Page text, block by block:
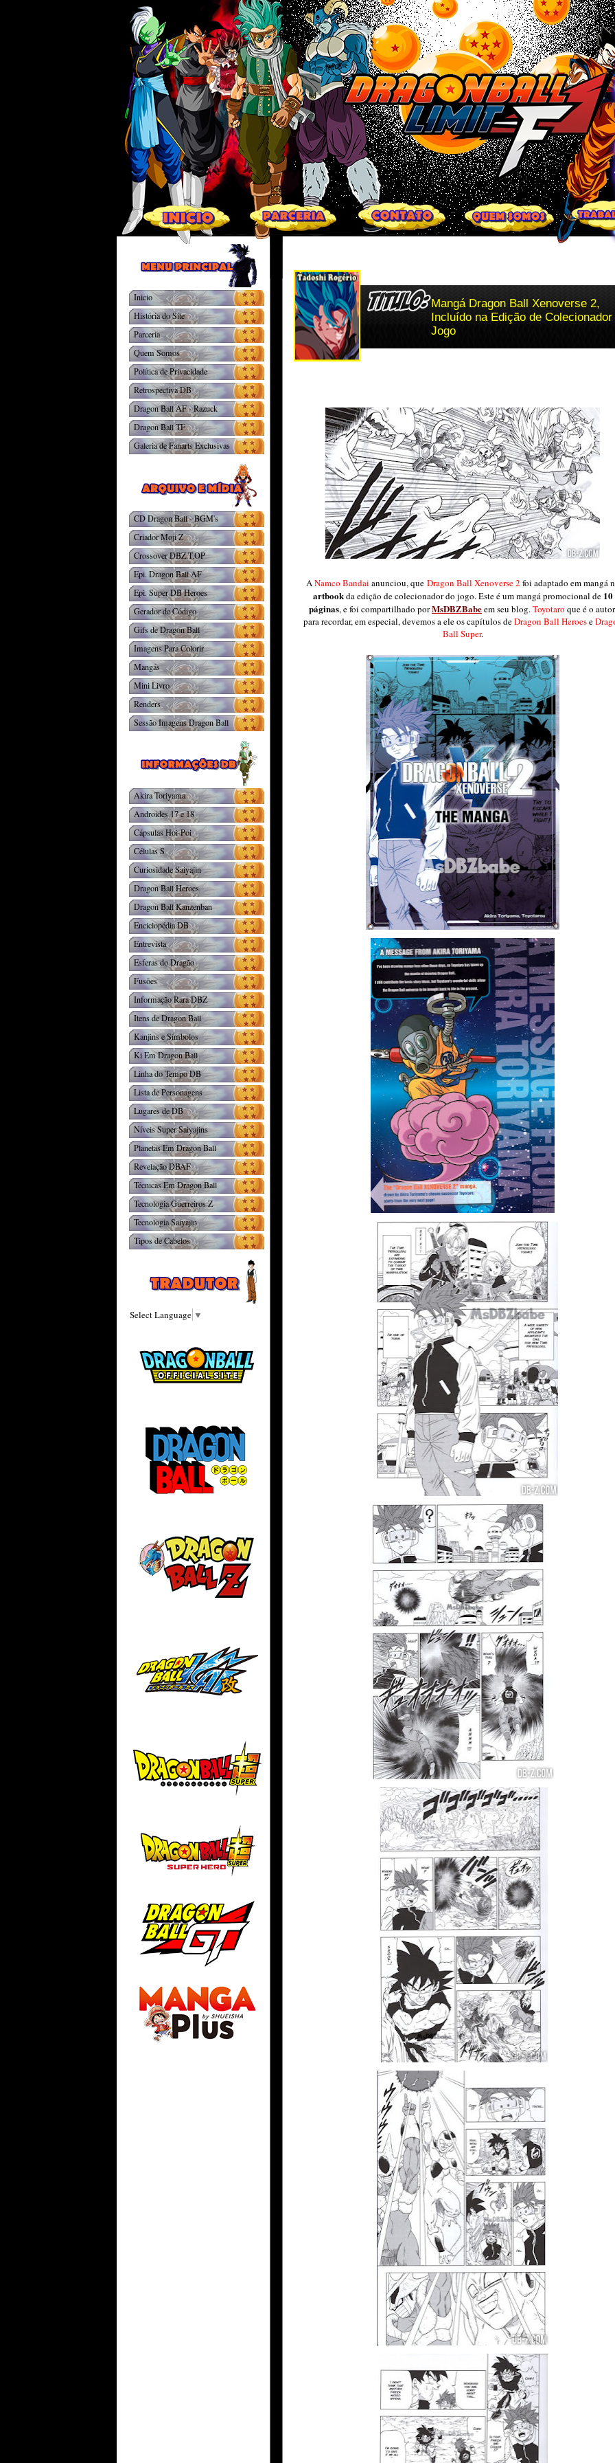
Mangá Dragon Ball Xenoverse 2,
Incluído na Edição de Colecionador
Jogo
A Namco Bandai anunciou, que Dragon Ball Xenoverse 2 foi adaptado em mangá
artbookda edição de colecionador do jogo. Este é um mangá promocional de 10
páginas, e foi compartilhado porMsDBZBabeem seu blog. Toyotaro que é o
para recordar, em especial, devemos a ele os capítulos deDragon Ball Heroese
Ball Super.
Inicio
História do Site
Parceria
Quem Somos
Política de Privacidade
Retrospectiva DB
Dragon Ball AF - Razuck
Dragon Ball TF
Galeria de Fanarts Exclusivas
CD Dragon Ball - BGM's
Criador Moji Z
Crossover DBZ.T.OP
Epi. Dragon Ball AF
Epi. Super DB Heroes
Gerador de Código
Gifs de Dragon Ball
Imagens Para Colorir
Mangás
Mini Livro
Renders
Sessão Imagens Dragon Ball
Akira Toriyama
Androides 17 e 18
Cápsulas Hoi-Poi
Células S
Curiosidade Saiyajin
Dragon Ball Heroes
Dragon Ball Kanzenban
Enciclopédia DB
Entrevista
Esferas do Dragão
Fusões
Informação Rara DBZ
Itens de Dragon Ball
Kanjins e Símbolos
Ki Em Dragon Ball
Linha do Tempo DB
Lista de Personagens
Lugares de DB
Níveis Super Saiyajins
Planetas Em Dragon Ball
Revelação DBAF
Técnicas Em Dragon Ball
Tecnologia Guerreiros Z
Tecnologia Saiyajin
Tipos de Cabelos
Select Language ▼